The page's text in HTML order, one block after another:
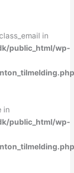
in
public_html/wp-
in
public_html/wp-